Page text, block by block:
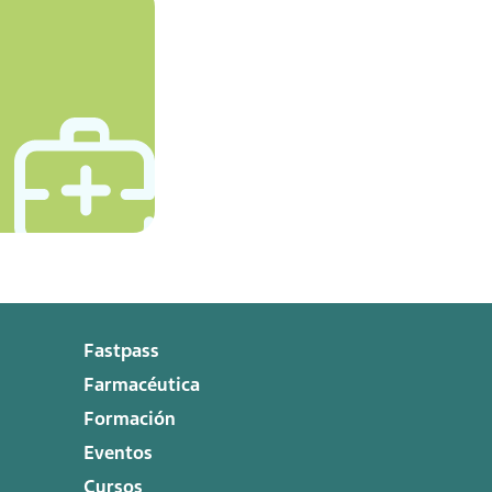
Fastpass
Farmacéutica
Formación
Eventos